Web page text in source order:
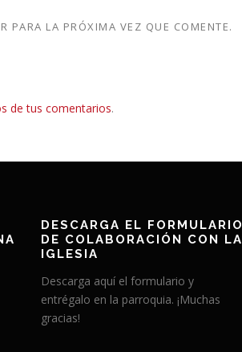
PARA LA PRÓXIMA VEZ QUE COMENTE.
de tus comentarios.
DESCARGA EL FORMULARIO
DE COLABORACIÓN CON LA
IGLESIA
Descarga aquí el formulario y
entrégalo en la parroquia. ¡Muchas
gracias!